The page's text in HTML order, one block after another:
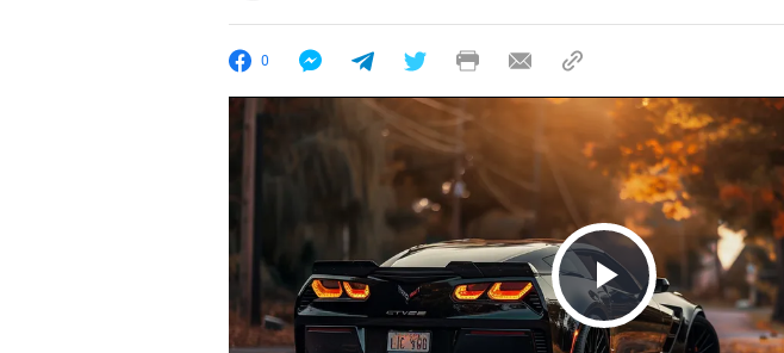
0
Play Video